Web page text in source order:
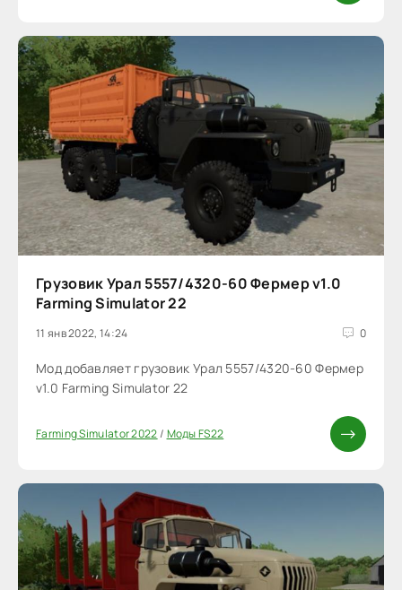
Грузовик Урал 5557/4320-60 Фермер v1.0
Farming Simulator 22
11 янв 2022, 14:24 0
Мод добавляет грузовик Урал 5557/4320-60 Фермер
v1.0 Farming Simulator 22
Farming Simulator 2022/ Моды FS22